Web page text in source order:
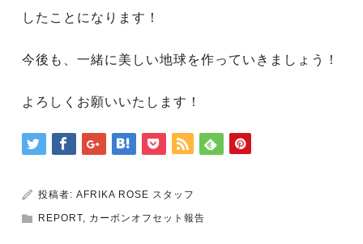
したことになります！
今後も、一緒に美しい地球を作っていきましょう！
よろしくお願いいたします！
投稿者:AFRIKA ROSE スタッフ
REPORT, カーボンオフセット報告